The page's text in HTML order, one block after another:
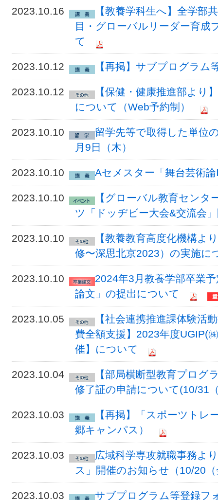
2023.10.16
【教養学科生へ】全学部
目・グローバルリーダー育成
て
2023.10.12 【再掲】サブプログラム
2023.10.12
【保健・健康推進部より
について（Web予約制）
2023.10.10
留学先等で取得した単
月9日（木）
2023.10.10 Aセメスター「舞台芸術
2023.10.10
【グローバル教育センタ
ツ「ドッヂビー大会&交流会
2023.10.10
【教養教育高度化機構よ
修〜深思北京2023）の実施に
2023.10.10
2024年3月教養学部卒業
論文」の提出について
2023.10.05
【社会連携推進課体験活
費全額支援】2023年度UGIP(
催】について
2023.10.04
【部局横断型教育プログ
修了証の申請について(10/31
2023.10.03
【再掲】「スポーツトレ
郷キャンパス）
2023.10.03
広域科学専攻就職事務よ
ス」開催のお知らせ（10/20
2023.10.03 サブプログラム等登録フ